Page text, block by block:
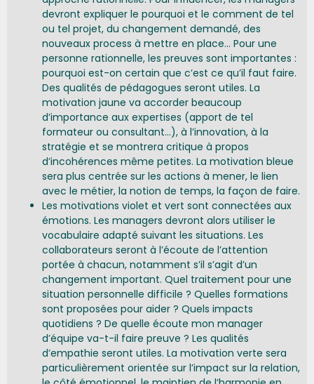
devront expliquer le pourquoi et le comment de tel
ou tel projet, du changement demandé, des
nouveaux process à mettre en place… Pour une
personne rationnelle, les preuves sont importantes :
pourquoi est-on certain que c’est ce qu’il faut faire.
Des qualités de pédagogues seront utiles. La
motivation jaune va accorder beaucoup
d’importance aux expertises (apport de tel
formateur ou consultant…), à l’innovation, à la
stratégie et se montrera critique à propos
d’incohérences même petites. La motivation bleue
sera plus centrée sur les actions à mener, le lien
avec le métier, la notion de temps, la façon de faire.
Les motivations violet et vert sont connectées aux
émotions. Les managers devront alors utiliser le
vocabulaire adapté suivant les situations. Les
collaborateurs seront à l’écoute de l’attention
portée à chacun, notamment s’il s’agit d’un
changement important. Quel traitement pour une
situation personnelle difficile ? Quelles formations
sont proposées pour aider ? Quels impacts
quotidiens ? De quelle écoute mon manager
d’équipe va-t-il faire preuve ? Les qualités
d’empathie seront utiles. La motivation verte sera
particulièrement orientée sur l’impact sur la relation,